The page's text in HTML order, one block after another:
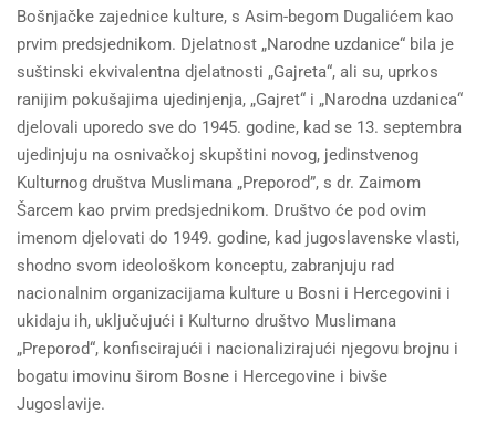
Bošnjačke zajednice kulture, s Asim-begom Dugalićem kao
prvim predsjednikom. Djelatnost „Narodne uzdanice“ bila je
suštinski ekvivalentna djelatnosti „Gajreta“, ali su, uprkos
ranijim pokušajima ujedinjenja, „Gajret“ i „Narodna uzdanica“
djelovali uporedo sve do 1945. godine, kad se 13. septembra
ujedinjuju na osnivačkoj skupštini novog, jedinstvenog
Kulturnog društva Muslimana „Preporod”, s dr. Zaimom
Šarcem kao prvim predsjednikom. Društvo će pod ovim
imenom djelovati do 1949. godine, kad jugoslavenske vlasti,
shodno svom ideološkom konceptu, zabranjuju rad
nacionalnim organizacijama kulture u Bosni i Hercegovini i
ukidaju ih, uključujući i Kulturno društvo Muslimana
„Preporod“, konfiscirajući i nacionalizirajući njegovu brojnu i
bogatu imovinu širom Bosne i Hercegovine i bivše
Jugoslavije.